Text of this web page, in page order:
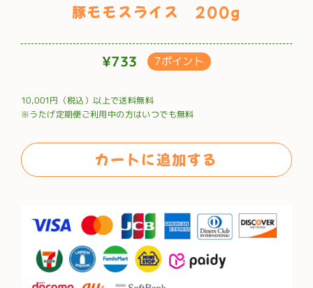
豚モモスライス 200g
通
価
¥733 7ポイント
10,001円（税込）以上で送料無料
※うたげ定期便ご利用中の方はいつでも無料
カートに追加する